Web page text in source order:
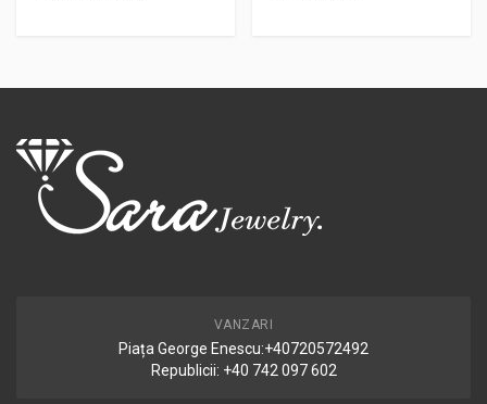
VANZARI
Piața George Enescu:+40720572492
Republicii: +40 742 097 602